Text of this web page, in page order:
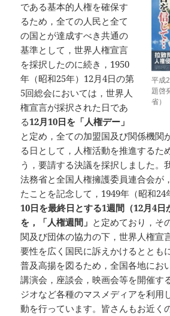
平成
題啓
省）
である基本的人権を確保す
るため，全ての人民と全て
の国とが達成すべき共通の
基準として，世界人権宣言
を採択したのに続き，1950
年（昭和25年）12月4日の第
5回総会においては，世界人
権宣言が採択された日であ
る12月10日を「人権デー」
と定め，全ての加盟国及び関係機関
る日として，人権活動を推進するた
う，要請する決議を採択しました。
法務省と全国人権擁護委員連合会が
たことを記念して，1949年（昭和24
10日を最終日とする1週間（12月4日
を，「人権週間」 と定めており，そ
関及び団体の協力の下，世界人権宣
要性を広く国民に訴えかけるととも
普及高揚を図るため，全国各地にお
講演会，座談会，映画会等を開催す
ジオなど各種のマスメディアを利用
動を行っています。皆さんもお近く